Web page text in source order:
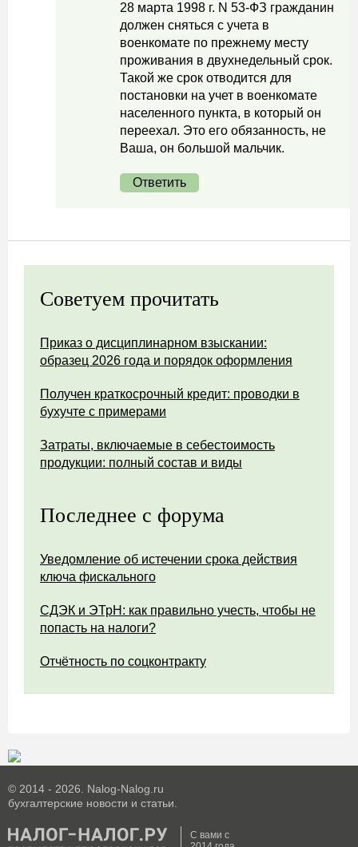
28 марта 1998 г. N 53-ФЗ гражданин
должен сняться с учета в
военкомате по прежнему месту
проживания в двухнедельный срок.
Такой же срок отводится для
постановки на учет в военкомате
населенного пункта, в который он
переехал. Это его обязанность, не
Ваша, он большой мальчик.
Ответить
Советуем прочитать
Приказ о дисциплинарном взыскании:
образец 2026 года и порядок оформления
Получен краткосрочный кредит: проводки в
бухучте с примерами
Затраты, включаемые в себестоимость
продукции: полный состав и виды
Последнее с форума
Уведомление об истечении срока действия
ключа фискального
СДЭК и ЭТрН: как правильно учесть, чтобы не
попасть на налоги?
Отчётность по соцконтракту
© 2014 - 2026. Nalog-Nalog.ru
бухгалтерские новости и статьи.
С вами с